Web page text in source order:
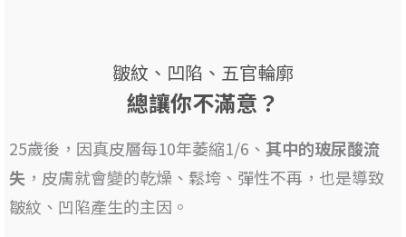
皺紋、凹陷、五官輪廓
總讓你不滿意？
25歲後，因真皮層每10年萎縮1/6、 其中的玻尿酸流
失 ，皮膚就會變的乾燥、鬆垮、彈性不再，也是導致
皺紋、凹陷產生的主因 。